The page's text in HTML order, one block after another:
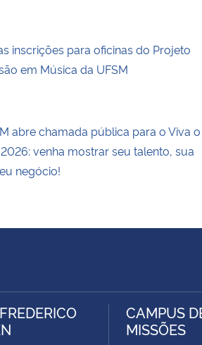
inscrições para oficinas do Projeto
em Música da UFSM
abre chamada pública para o Viva o
venha mostrar seu talento, sua
negócio!
CAMPUS
MISSÕES